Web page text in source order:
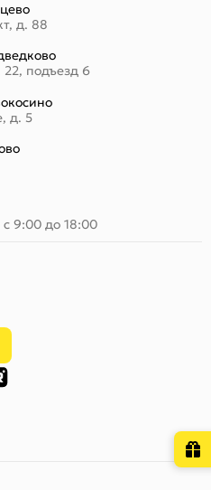
д. 88
подъезд 6
д. 5
с 9:00 до 18:00